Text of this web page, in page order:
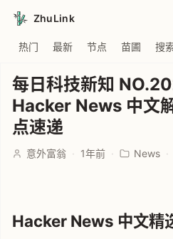
ZhuLink
热门 最新 节点 苗圃 搜
每日科技新知
Hacker News 中文
点速递
意外富翁 · 1年前 · News ·
Hacker News 中文